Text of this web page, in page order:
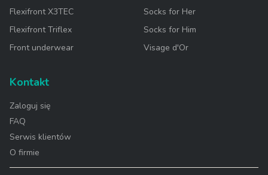
Flexifront X3TEC
Flexifront Triflex
Front underwear
Socks for Her
Socks for Him
Visage d'Or
Kontakt
Zaloguj się
FAQ
Serwis klientów
O firmie